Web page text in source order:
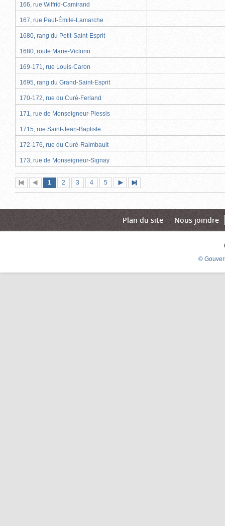
166, rue Wilfrid-Camirand
167, rue Paul-Émile-Lamarche
1680, rang du Petit-Saint-Esprit
1680, route Marie-Victorin
169-171, rue Louis-Caron
1695, rang du Grand-Saint-Esprit
170-172, rue du Curé-Ferland
171, rue de Monseigneur-Plessis
1715, rue Saint-Jean-Baptiste
172-176, rue du Curé-Raimbault
173, rue de Monseigneur-Signay
Première
page
Page
précédente
Page
1 (page
actuelle)
Page
2 Page
3 Page
4 Page
5
suivante
page
Plan du site Nous joindre
©